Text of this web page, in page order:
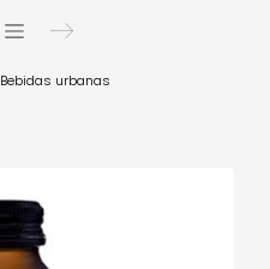
Bebidas urbanas